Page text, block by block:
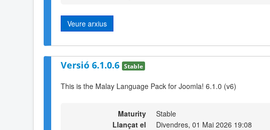
Veure arxius
Versió 6.1.0.6 Stable
This is the Malay Language Pack for Joomla! 6.1.0 (v6)
Maturity
Stable
Llançat el
Divendres, 01 Mai 2026 19:08